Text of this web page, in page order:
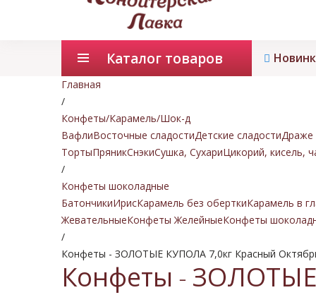
Каталог товаров
Главная
/
Конфеты/Карамель/Шок-д
ВафлиВосточные сладостиДетские сладостиДраже
ТортыПряникСнэкиСушка, СухариЦикорий, кисель,
/
Конфеты шоколадные
БатончикиИрисКарамель без оберткиКарамель в
ЖевательныеКонфеты ЖелейныеКонфеты
/
Конфеты - ЗОЛОТЫЕ КУПОЛА 7,0кг Красный
Конфеты - ЗОЛОТЫЕ